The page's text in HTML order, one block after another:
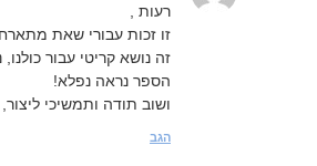
רעות ,
זו זכות עבורי שאת
זה נושא קריטי עבור
הספר נראה נפלא!
ושוב תודה ותמשיכי
הגב